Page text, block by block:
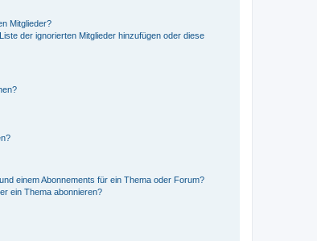
Mitglieder?
der ignorierten Mitglieder hinzufügen oder diese
einem Abonnements für ein Thema oder Forum?
ein Thema abonnieren?